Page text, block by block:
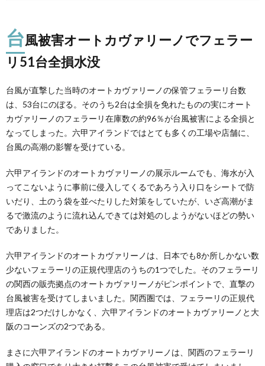
台風被害オートカヴァリーノでフェラー
リ51台全損水没
台風が直撃した当時のオートカヴァリーノの保管フェラーリ台数
は、53台にのぼる。そのうち2台は全損を免れたものの実にオート
カヴァリーノのフェラーリ在庫数の約96％が台風被害による全損と
なってしまった。六甲アイランドではとても多くの工場や店舗に、
台風の高潮の影響を受けている。
六甲アイランドのオートカヴァリーノの展示ルームでも、海水が入
ってこないように事前に侵入してくるであろう入り口をシートで防
いだり、土のう袋を並べたりした対策をしていたが、いざ高潮がま
るで激流のように流れ込んできては対処のしようがないほどの勢い
でありました。
六甲アイランドのオートカヴァリーノは、日本でも8か所しかない数
少ないフェラーリの正規代理店のうちの1つでした。そのフェラーリ
の関西の販売拠点のオートカヴァリーノがピンポイントで、直撃の
台風被害を受けてしまいました。関西圏では、フェラーリの正規代
理店は2つだけしかなく、六甲アイランドのオートカヴァリーノと大
阪のコーンズの2つである。
まさに六甲アイランドのオートカヴァリーノは、関西のフェラーリ